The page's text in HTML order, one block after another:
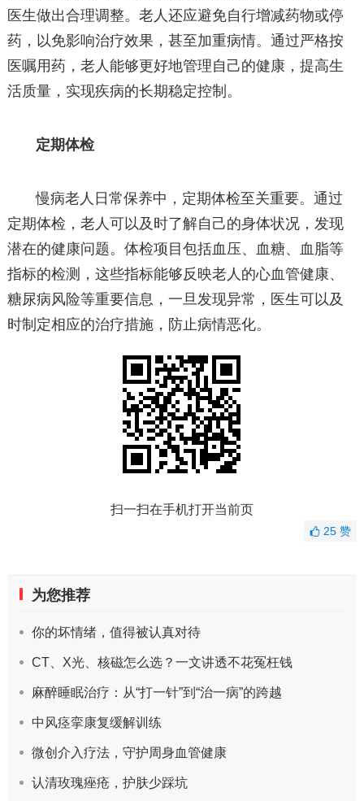
医生做出合理调整。老人还应避免自行增减药物或停
药，以免影响治疗效果，甚至加重病情。通过严格按
医嘱用药，老人能够更好地管理自己的健康，提高生
活质量，实现疾病的长期稳定控制。
定期体检
慢病老人日常保养中，定期体检至关重要。通过
定期体检，老人可以及时了解自己的身体状况，发现
潜在的健康问题。体检项目包括血压、血糖、血脂等
指标的检测，这些指标能够反映老人的心血管健康、
糖尿病风险等重要信息，一旦发现异常，医生可以及
时制定相应的治疗措施，防止病情恶化。
扫一扫在手机打开当前页
25赞
为您推荐
你的坏情绪，值得被认真对待
CT、X光、核磁怎么选？一文讲透不花冤枉钱
麻醉睡眠治疗：从“打一针”到“治一病”的跨越
中风痉挛康复缓解训练
微创介入疗法，守护周身血管健康
认清玫瑰痤疮，护肤少踩坑